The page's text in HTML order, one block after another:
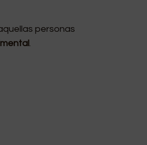
personas
.